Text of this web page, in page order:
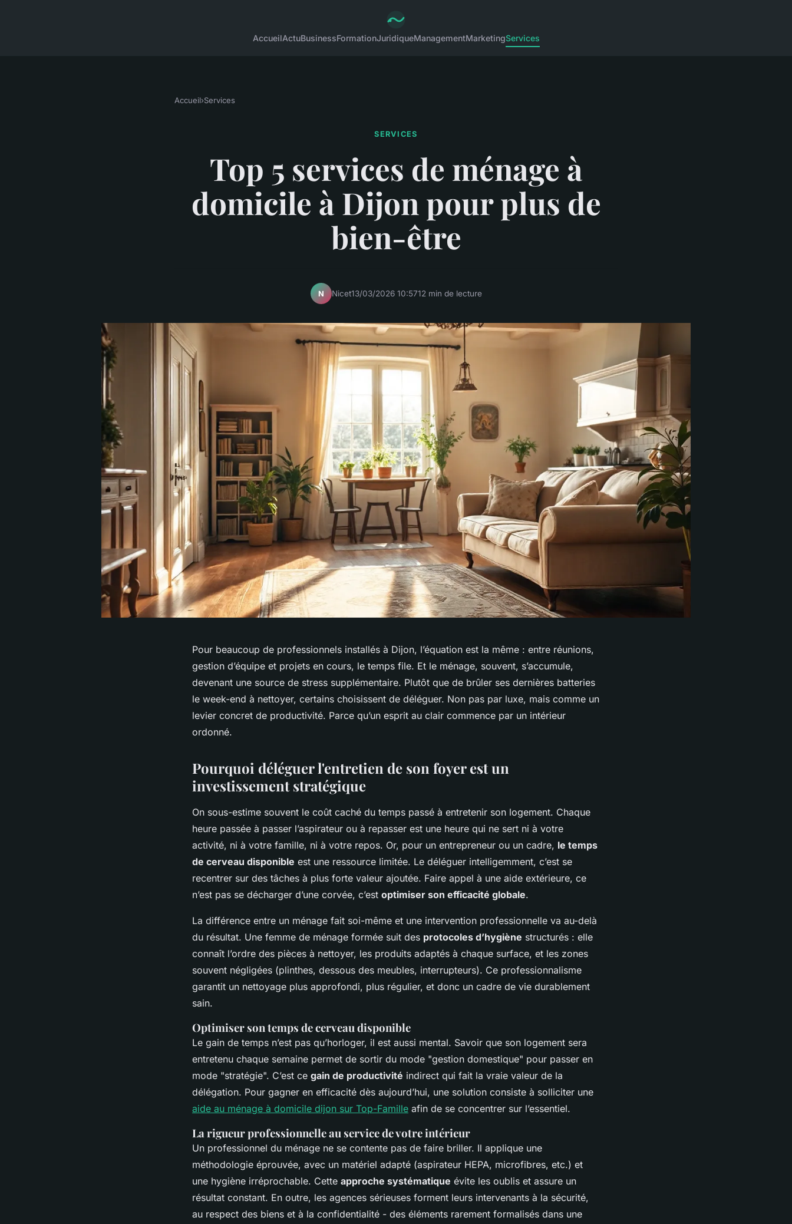
AccueilActuBusinessFormationJuridiqueManagementMarketingServices
Accueil›Services
SERVICES
Top 5 services de ménage à
domicile à Dijon pour plus de
bien-être
N Nicet13/03/2026 10:5712 min de lecture
Pour beaucoup de professionnels installés à Dijon, l’équation est la même : entre réunions,
gestion d’équipe et projets en cours, le temps file. Et le ménage, souvent, s’accumule,
devenant une source de stress supplémentaire. Plutôt que de brûler ses dernières batteries
le week-end à nettoyer, certains choisissent de déléguer. Non pas par luxe, mais comme un
levier concret de productivité. Parce qu’un esprit au clair commence par un intérieur
ordonné.
Pourquoi déléguer l'entretien de son foyer est un
investissement stratégique
On sous-estime souvent le coût caché du temps passé à entretenir son logement. Chaque
heure passée à passer l’aspirateur ou à repasser est une heure qui ne sert ni à votre
activité, ni à votre famille, ni à votre repos. Or, pour un entrepreneur ou un cadre, le temps
de cerveau disponible est une ressource limitée. Le déléguer intelligemment, c’est se
recentrer sur des tâches à plus forte valeur ajoutée. Faire appel à une aide extérieure, ce
n’est pas se décharger d’une corvée, c’est optimiser son efficacité globale.
La différence entre un ménage fait soi-même et une intervention professionnelle va au-delà
du résultat. Une femme de ménage formée suit des protocoles d’hygiène structurés : elle
connaît l’ordre des pièces à nettoyer, les produits adaptés à chaque surface, et les zones
souvent négligées (plinthes, dessous des meubles, interrupteurs). Ce professionnalisme
garantit un nettoyage plus approfondi, plus régulier, et donc un cadre de vie durablement
sain.
Optimiser son temps de cerveau disponible
Le gain de temps n’est pas qu’horloger, il est aussi mental. Savoir que son logement sera
entretenu chaque semaine permet de sortir du mode "gestion domestique" pour passer en
mode "stratégie". C’est ce gain de productivité indirect qui fait la vraie valeur de la
délégation. Pour gagner en efficacité dès aujourd’hui, une solution consiste à solliciter une
aide au ménage à domicile dijon sur Top-Famille afin de se concentrer sur l’essentiel.
La rigueur professionnelle au service de votre intérieur
Un professionnel du ménage ne se contente pas de faire briller. Il applique une
méthodologie éprouvée, avec un matériel adapté (aspirateur HEPA, microfibres, etc.) et
une hygiène irréprochable. Cette approche systématique évite les oublis et assure un
résultat constant. En outre, les agences sérieuses forment leurs intervenants à la sécurité,
au respect des biens et à la confidentialité - des éléments rarement formalisés dans une